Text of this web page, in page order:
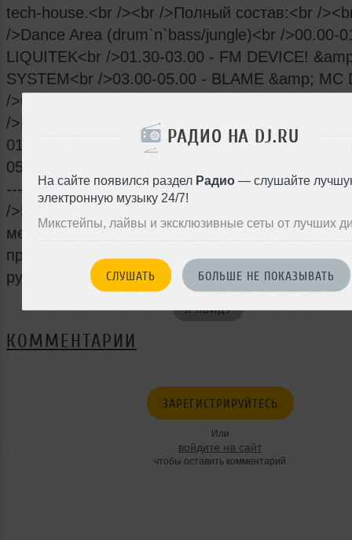
РАДИО НА DJ.RU
На сайте появился раздел Радио — слушайте
электронную музыку 24/7!
Микстейпы, лайвы и эксклюзивные сеты от лучших
СЛУШАТЬ БОЛЬШЕ НЕ ПОКАЗЫВАТЬ
tech-house.<br /><br />Полный состав:<br /
/>Dance Area (drum`n`bass/jungle)<br />00.00-
LIQUITEK<br />01.30-03.00 - FM DEVICE!
SYSTEM<br />03.00-05.00 - BLAME &amp; MC
/>05.00-06.30 - ELECTROSOUL SYSTEM<br /
/>Luding Area (tech-house/electro/breaks)<br /
01.00 - RENTON<br />01.00-03.00 - FX<br /
05.00 - JAZZMAN<br />05.00-07.00 - MEKA<br
--------------------------------------------------<br /
/>550 руб. | 500 руб. - с флаером в день
мероприятия<br />400 руб. - в
продаже, тел. 261-6174, 261-4764<br />VIP
руб.<span style="font-weight: bold;"><br /></
Я ПОЙДУ
КОММЕНТАРИИ
ЗАРЕГИСТРИРУЙТЕСЬ
Или
войдите на сайт
чтобы оставить комментарий